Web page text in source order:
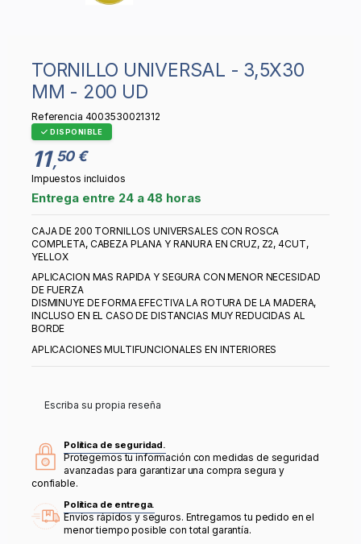
TORNILLO UNIVERSAL - 3,5X30
MM - 200 UD
Referencia 4003530021312
DISPONIBLE
11,50 €
Impuestos incluidos
Entrega entre 24 a 48 horas
CAJA DE 200 TORNILLOS UNIVERSALES CON ROSCA
COMPLETA, CABEZA PLANA Y RANURA EN CRUZ, Z2, 4CUT,
YELLOX
APLICACION MAS RAPIDA Y SEGURA CON MENOR NECESIDAD
DE FUERZA
DISMINUYE DE FORMA EFECTIVA LA ROTURA DE LA MADERA,
INCLUSO EN EL CASO DE DISTANCIAS MUY REDUCIDAS AL
BORDE
APLICACIONES MULTIFUNCIONALES EN INTERIORES
Escriba su propia reseña
Política de seguridad.
Protegemos tu información con medidas de seguridad
avanzadas para garantizar una compra segura y
confiable.
Política de entrega.
Envíos rápidos y seguros. Entregamos tu pedido en el
menor tiempo posible con total garantía.